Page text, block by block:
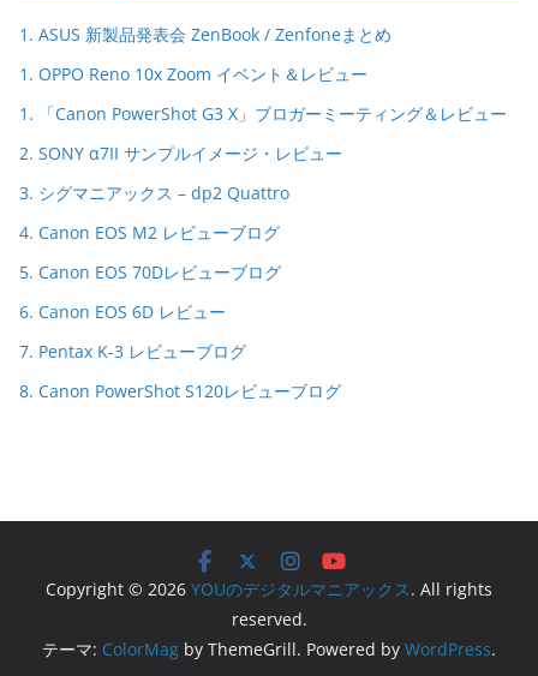
1. ASUS 新製品発表会 ZenBook / Zenfoneまとめ
1. OPPO Reno 10x Zoom イベント＆レビュー
1. 「Canon PowerShot G3 X」ブロガーミーティング＆レビュー
2. SONY α7II サンプルイメージ・レビュー
3. シグマニアックス – dp2 Quattro
4. Canon EOS M2 レビューブログ
5. Canon EOS 70Dレビューブログ
6. Canon EOS 6D レビュー
7. Pentax K-3 レビューブログ
8. Canon PowerShot S120レビューブログ
Copyright © 2026 YOUのデジタルマニアックス. All rights
reserved.
テーマ: ColorMag by ThemeGrill. Powered by WordPress.